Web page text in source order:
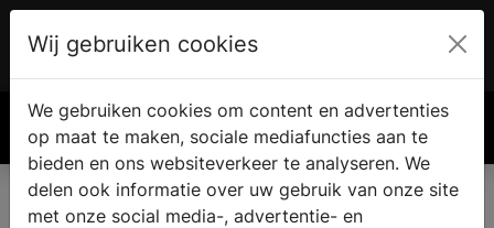
€ 0.00
Wij gebruiken cookies
We gebruiken cookies om content en advertenties
op maat te maken, sociale mediafuncties aan te
bieden en ons websiteverkeer te analyseren. We
delen ook informatie over uw gebruik van onze site
met onze social media-, advertentie- en